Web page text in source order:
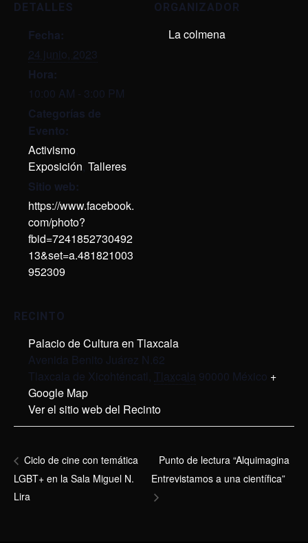
DETALLES
Fecha:
24 junio, 2023
Hora:
10:00 AM - 3:00 PM
Categorías de
Evento:
Activismo,
Exposición, Talleres
Sitio web:
https://www.facebook.
com/photo?
fbid=7241852730492
13&set=a.481821003
952309
RECINTO
Palacio de Cultura en Tlaxcala
Avenida Benito Juárez N.62
Tlaxcala de Xicohténcatl, Tlaxcala 90000 México +
Google Map
Ver el sitio web del Recinto
ORGANIZADOR
La colmena
Ciclo de cine con temática
LGBT+ en la Sala Miguel N.
Lira
Punto de lectura “Alquimagina
Entrevistamos a una científica”